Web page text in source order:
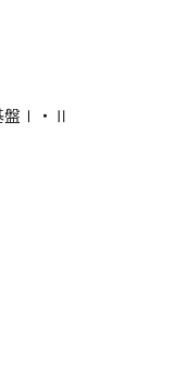
盤Ⅰ・Ⅱ